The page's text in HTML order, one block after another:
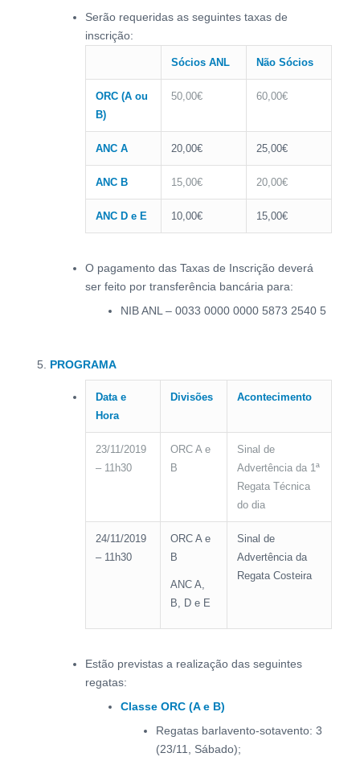
Serão requeridas as seguintes taxas de
inscrição:
Sócios ANL Não Sócios
ORC (A ou
B)
50,00€ 60,00€
ANC A 20,00€ 25,00€
ANC B 15,00€ 20,00€
ANC D e E 10,00€ 15,00€
O pagamento das Taxas de Inscrição deverá
ser feito por transferência bancária para:
NIB ANL – 0033 0000 0000 5873 2540 5
PROGRAMA
Data e
Hora
Divisões Acontecimento
23/11/2019
– 11h30
ORC A e
B
Sinal de
Advertência da 1ª
Regata Técnica
do dia
24/11/2019
– 11h30
ORC A e
B
ANC A,
B, D e E
Sinal de
Advertência da
Regata Costeira
Estão previstas a realização das seguintes
regatas:
Classe ORC (A e B)
Regatas barlavento-sotavento: 3
(23/11, Sábado);